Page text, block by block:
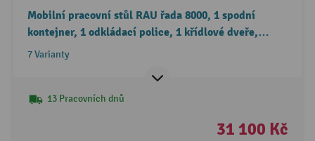
Mobilní pracovní stůl RAU řada 8000, 1 spodní
kontejner, 1 odkládací police, 1 křídlové dveře,
1 zásuvka, výška 880-1080 mm
7 Varianty
13 Pracovních dnů
31 100 Kč